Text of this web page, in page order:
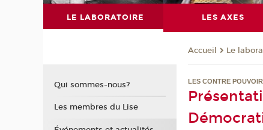
LE LABORATOIRE LES AXES
Accueil Le
LES CONTRE
Qui sommes-nous?
Les membres du Lise